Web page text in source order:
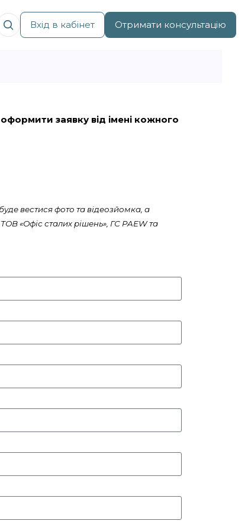
Вхід в кабінет Отримати консультацію
заявку від імені кожного
вестися фото та відеозйомка, а
«Офіс сталих рішень», ГС PAEW та